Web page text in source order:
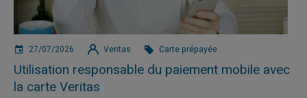
27/07/2026 Veritas Carte prépayée
Utilisation responsable du paiement mobile avec
la carte Veritas